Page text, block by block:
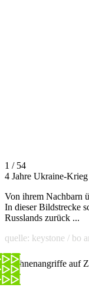
1 / 54
4 Jahre Ukraine-
Von ihrem Nachbarn
In dieser Bildstrecke
Russlands zurück ...
quelle: keystone / bo
Drohnenangriffe auf